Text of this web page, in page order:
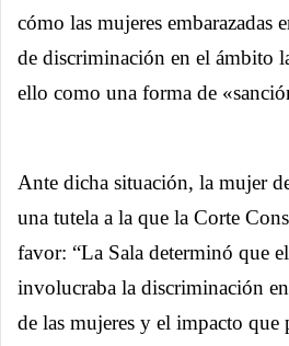
cómo las mujeres embarazadas
de discriminación en el ámbito
ello como una forma de
Ante dicha situación, la mujer
una tutela a la que la Corte
favor: “La Sala determinó que
involucraba la discriminación
de las mujeres y el impacto que